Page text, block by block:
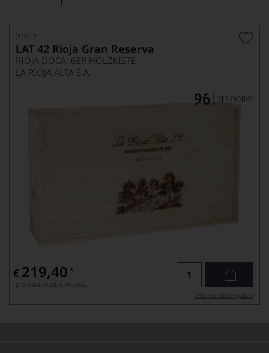
2017
LAT 42 Rioja Gran Reserva
RIOJA DOCA, 6ER HOLZKISTE
LA RIOJA ALTA S.A.
€ 219,40 *
pro Stück (4.5l), € 48,76/L
Lebensmittel­angaben